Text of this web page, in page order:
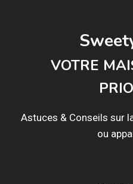
VOTRE
Astuces & Conseils sur
ou